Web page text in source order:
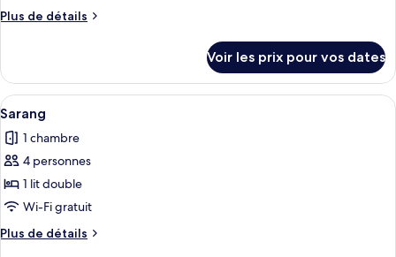
r
s
type
de
Chueok
Plus de détails
Plus
le
type
de
chambre
Chueok
Voir les prix pour vos dates
Afficher
toutes
les
photos
pour
ce
type
de
Une pièce de taille modeste
4
Sarang
1 chambre
4 personnes
1 lit double
Wi-Fi gratuit
Plus de détails
Plus